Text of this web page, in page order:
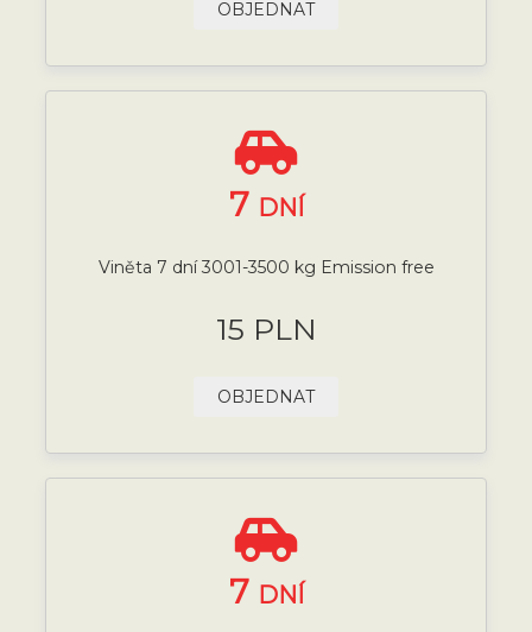
OBJEDNAT
7 DNÍ
Viněta 7 dní 3001-3500 kg Emission free
15 PLN
OBJEDNAT
7 DNÍ